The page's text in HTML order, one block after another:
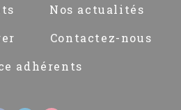
Nos actualités
Contactez-nous
adhérents